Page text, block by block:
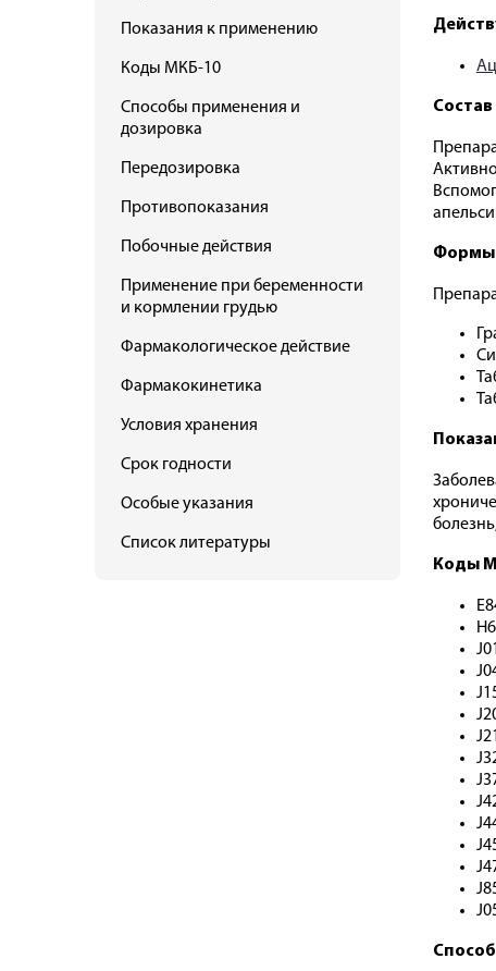
Показания к применению
Коды МКБ-10
Способы применения и
дозировка
Передозировка
Противопоказания
Побочные действия
Применение при беременности
и кормлении грудью
Фармакологическое действие
Фармакокинетика
Условия хранения
Срок годности
Особые указания
Список литературы
Состав
Формы
Коды